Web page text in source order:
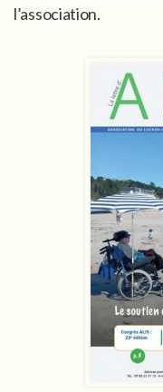
l’association.